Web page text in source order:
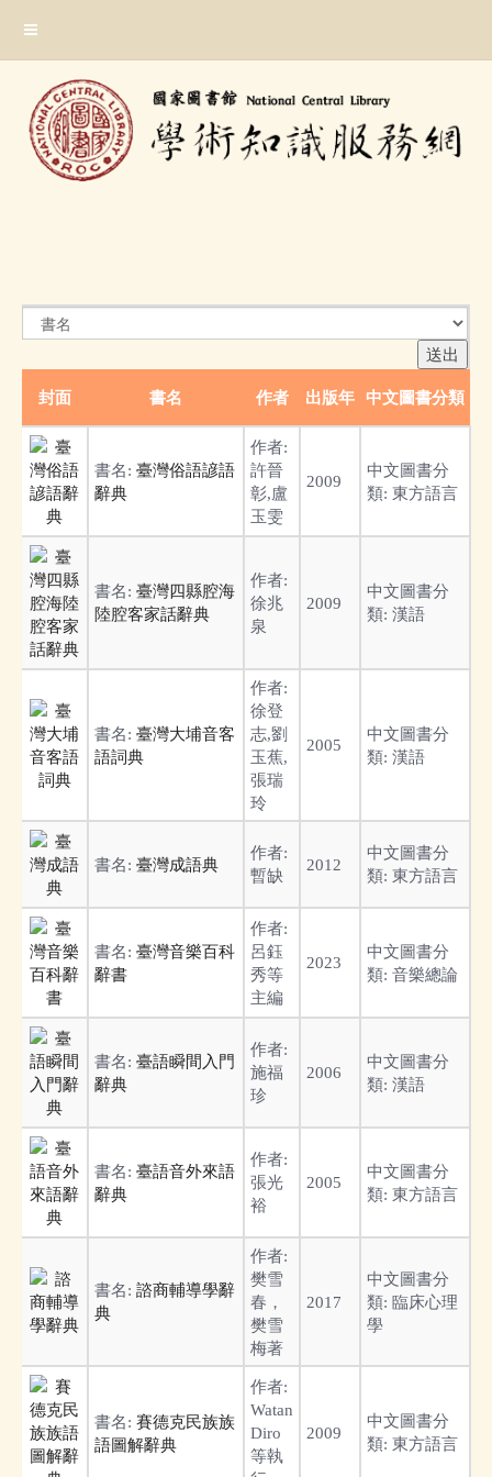
主
封面 書名 作者 出版年 中文圖書分類
書名: 臺灣俗語諺語
辭典
作者:
許晉
彰,盧
玉雯
2009
中文圖書分
類: 東方語言
書名: 臺灣四縣腔海
陸腔客家話辭典
作者:
徐兆
泉
2009
中文圖書分
類: 漢語
書名: 臺灣大埔音客
語詞典
作者:
徐登
志,劉
玉蕉,
張瑞
玲
2005
中文圖書分
類: 漢語
書名: 臺灣成語典
作者:
暫缺
2012
中文圖書分
類: 東方語言
書名: 臺灣音樂百科
辭書
作者:
呂鈺
秀等
主編
2023
中文圖書分
類: 音樂總論
書名: 臺語瞬間入門
辭典
作者:
施福
珍
2006
中文圖書分
類: 漢語
書名: 臺語音外來語
辭典
作者:
張光
裕
2005
中文圖書分
類: 東方語言
書名: 諮商輔導學辭
典
作者:
樊雪
春，
樊雪
梅著
2017
中文圖書分
類: 臨床心理
學
書名: 賽德克民族族
語圖解辭典
作者:
Watan
Diro
等執
2009
中文圖書分
類: 東方語言